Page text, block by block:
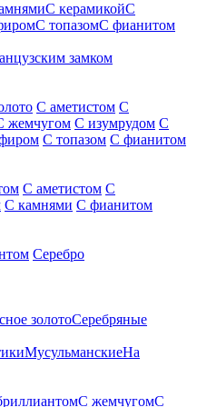
С керамикойС
С топазомС фианитом
замком
С аметистом С
жемчугом С изумрудом С
С топазом С фианитом
С аметистом С
С камнями С фианитом
Серебро
золотоСеребряные
МусульманскиеНа
С жемчугомС